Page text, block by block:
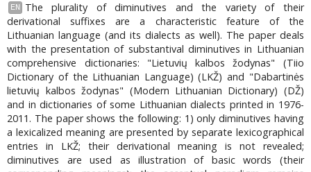
EN
The plurality of diminutives and the variety of their
derivational suffixes are a characteristic feature of the
Lithuanian language (and its dialects as well). The paper deals
with the presentation of substantival diminutives in Lithuanian
comprehensive dictionaries: "Lietuvių kalbos žodynas" (Tiio
Dictionary of the Lithuanian Language) (LKŽ) and "Dabartinės
lietuvių kalbos žodynas" (Modern Lithuanian Dictionary) (DŽ)
and in dictionaries of some Lithuanian dialects printed in 1976-
2011. The paper shows the following: 1) only diminutives having
a lexicalized meaning are presented by separate lexicographical
entries in LKŽ; their derivational meaning is not revealed;
diminutives are used as illustration of basic words (their